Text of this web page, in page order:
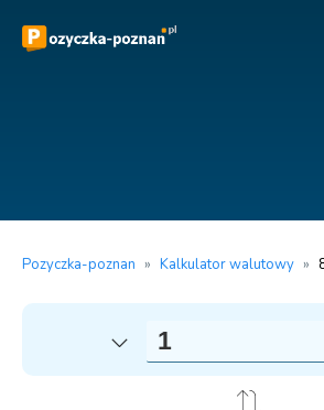
Pozyczka-poznan » Kalkulator walutowy »